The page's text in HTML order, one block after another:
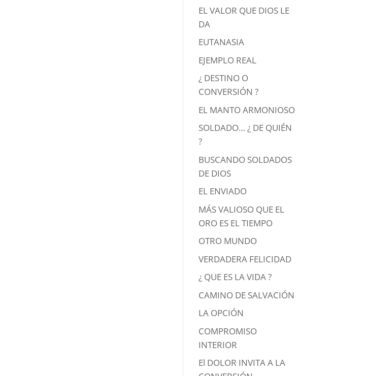
EL VALOR QUE DIOS LE
DA
EUTANASIA
EJEMPLO REAL
¿ DESTINO O
CONVERSIÓN ?
EL MANTO ARMONIOSO
SOLDADO… ¿ DE QUIÉN
?
BUSCANDO SOLDADOS
DE DIOS
EL ENVIADO
MÁS VALIOSO QUE EL
ORO ES EL TIEMPO
OTRO MUNDO
VERDADERA FELICIDAD
¿ QUE ES LA VIDA ?
CAMINO DE SALVACIÓN
LA OPCIÓN
COMPROMISO
INTERIOR
El DOLOR INVITA A LA